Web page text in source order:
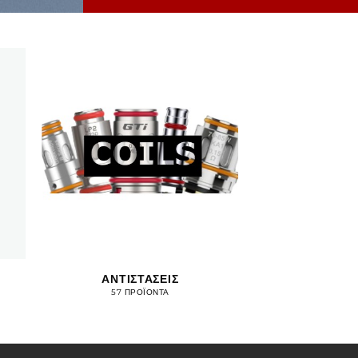
ΑΝΤΙΣΤΆΣΕΙΣ
57 ΠΡΟΪΌΝΤΑ